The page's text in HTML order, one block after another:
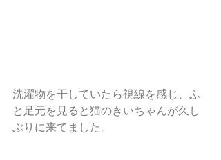
洗濯物を干していたら視線を感じ、ふ
と足元を見ると猫のきいちゃんが久し
ぶりに来てました。